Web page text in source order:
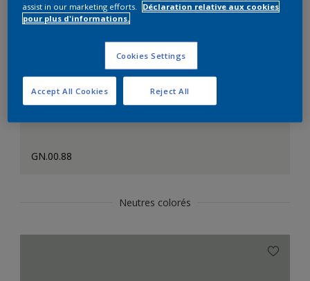
GN.00.88
Neutres colorés
assist in our marketing efforts.
Déclaration relative aux cookies
pour plus d'informations.
Cookies Settings
Reject All
Accept All Cookies